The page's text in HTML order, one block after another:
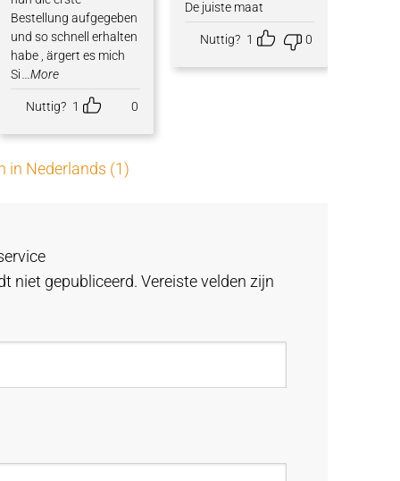
Bestellung aufgegeben
und so schnell erhalten
habe , ärgert es mich
Si
...More
Nuttig? 1 0
De juiste maat
Nuttig? 1 0
in Nederlands (1)
niet gepubliceerd. Vereiste velden zijn